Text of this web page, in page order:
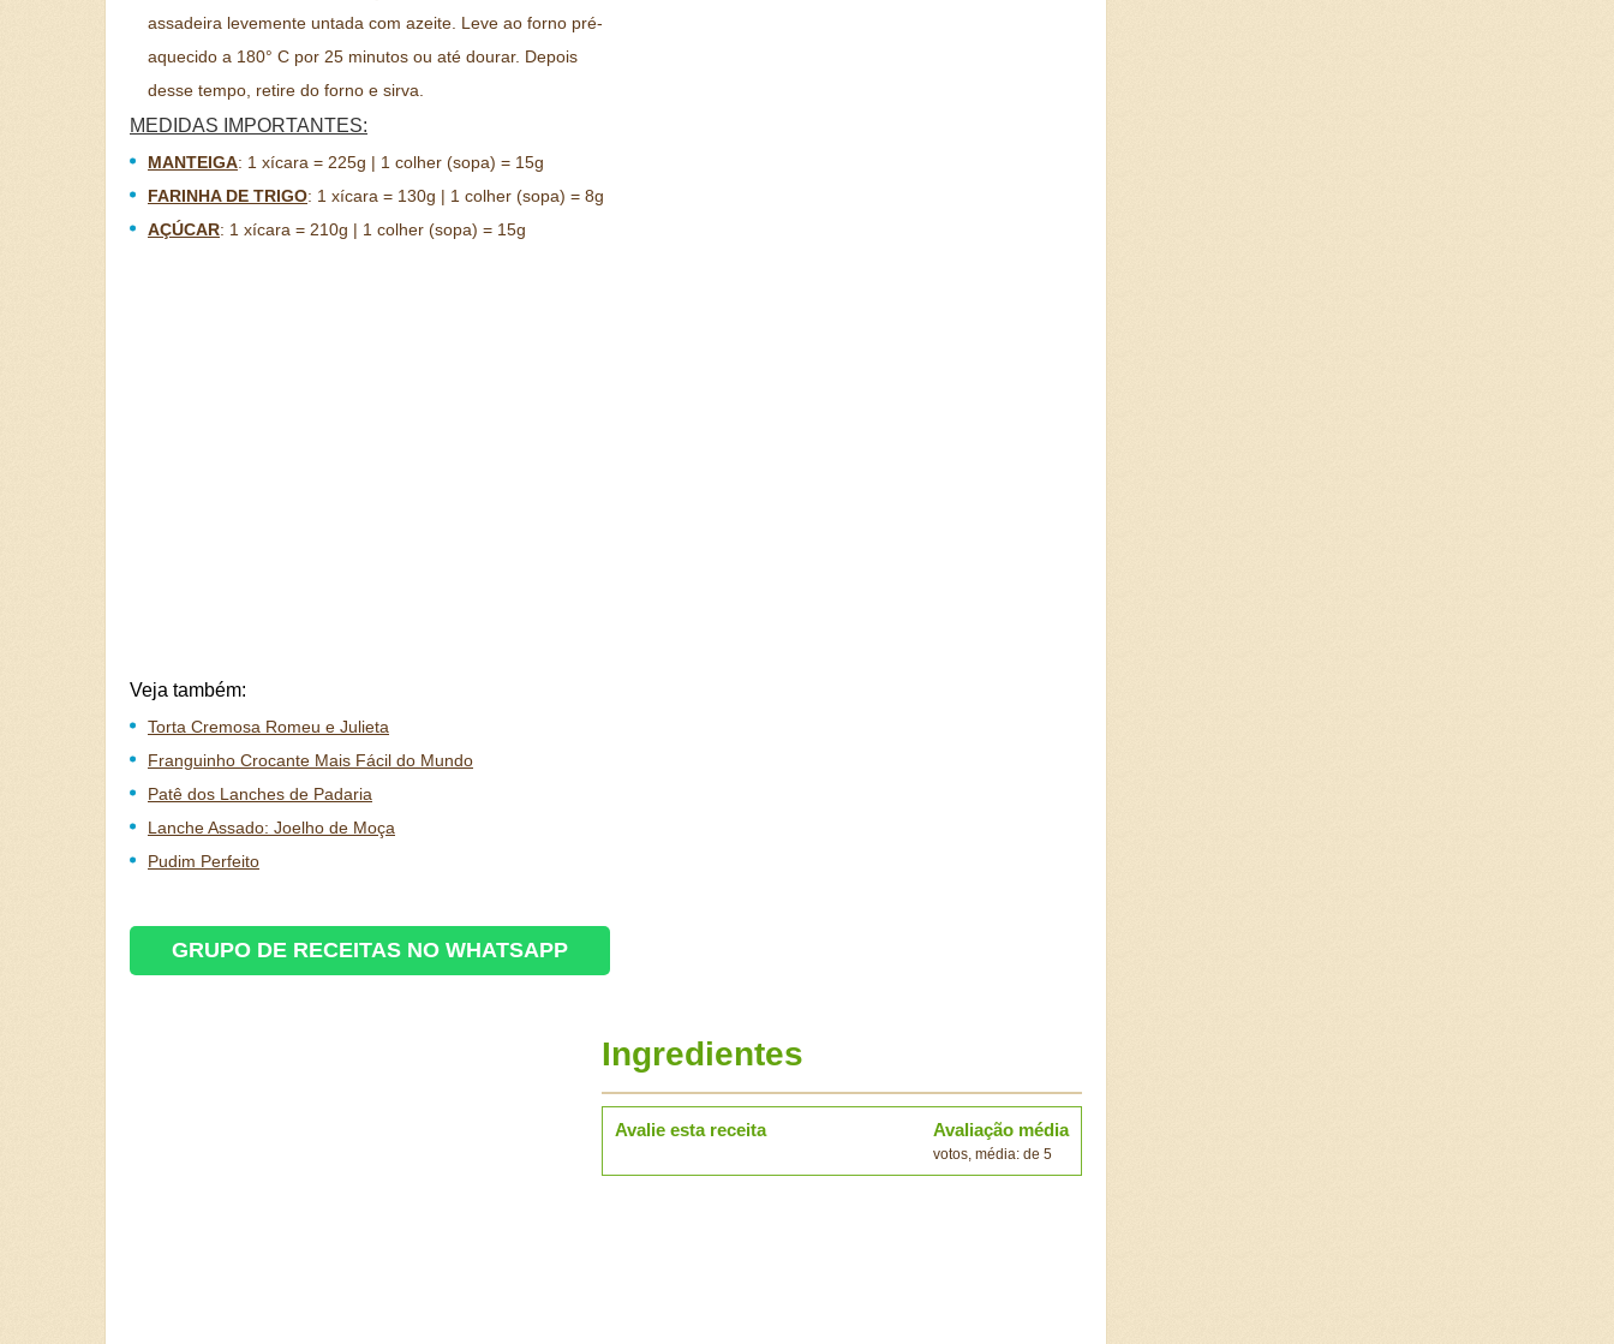
assadeira levemente untada com azeite. Leve ao forno pré-
aquecido a 180° C por 25 minutos ou até dourar. Depois
desse tempo, retire do forno e sirva.
MEDIDAS IMPORTANTES:
MANTEIGA: 1 xícara = 225g | 1 colher (sopa) = 15g
FARINHA DE TRIGO: 1 xícara = 130g | 1 colher (sopa) = 8g
AÇÚCAR: 1 xícara = 210g | 1 colher (sopa) = 15g
Veja também:
Torta Cremosa Romeu e Julieta
Franguinho Crocante Mais Fácil do Mundo
Patê dos Lanches de Padaria
Lanche Assado: Joelho de Moça
Pudim Perfeito
GRUPO DE RECEITAS NO WHATSAPP
Ingredientes
Avalie esta receita Avaliação média
votos, média: de 5